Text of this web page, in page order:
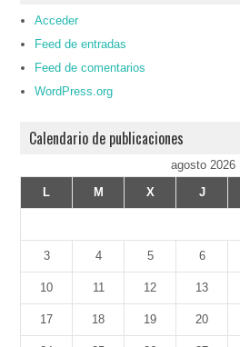
Acceder
Feed de entradas
Feed de comentarios
WordPress.org
Calendario de publicaciones
agosto 2026
L
M X J
3 4 5 6
10 11 12 13
17 18 19 20